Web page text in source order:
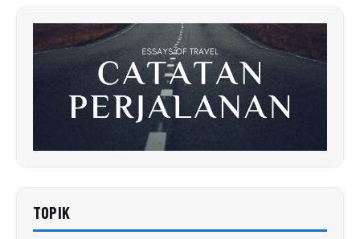
TOPIK